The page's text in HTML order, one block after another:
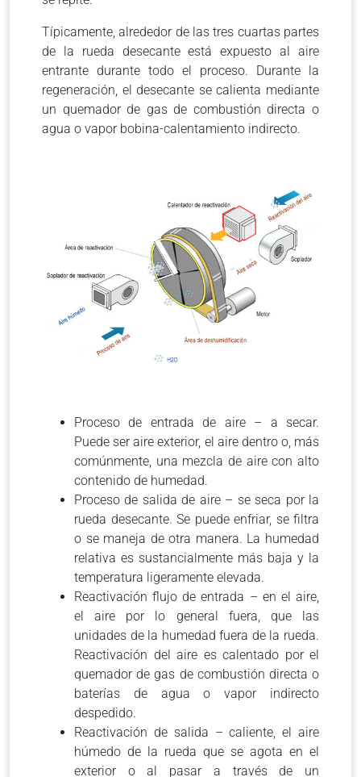
Típicamente, alrededor de las tres cuartas partes
de la rueda desecante está expuesto al aire
entrante durante todo el proceso. Durante la
regeneración, el desecante se calienta mediante
un quemador de gas de combustión directa o
agua o vapor bobina-calentamiento indirecto.
Proceso de entrada de aire – a secar.
Puede ser aire exterior, el aire dentro o, más
comúnmente, una mezcla de aire con alto
contenido de humedad.
Proceso de salida de aire – se seca por la
rueda desecante. Se puede enfriar, se filtra
o se maneja de otra manera. La humedad
relativa es sustancialmente más baja y la
temperatura ligeramente elevada.
Reactivación flujo de entrada – en el aire,
el aire por lo general fuera, que las
unidades de la humedad fuera de la rueda.
Reactivación del aire es calentado por el
quemador de gas de combustión directa o
baterías de agua o vapor indirecto
despedido.
Reactivación de salida – caliente, el aire
húmedo de la rueda que se agota en el
exterior o al pasar a través de un